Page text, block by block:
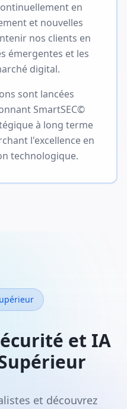
en
et nouvelles
nos clients en
émergentes et les
digital.
sont lancées
SmartSEC©
à long terme
l'excellence en
technologique.
et IA
et découvrez